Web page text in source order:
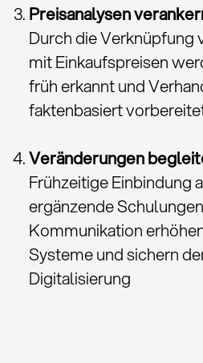
Preisanalysen
Durch die Verknüpfung
mit Einkaufspreisen
früh erkannt und
faktenbasiert
Veränderungen
Frühzeitige Einbindung
ergänzende
Kommunikation
Systeme und sichern
Digitalisierung